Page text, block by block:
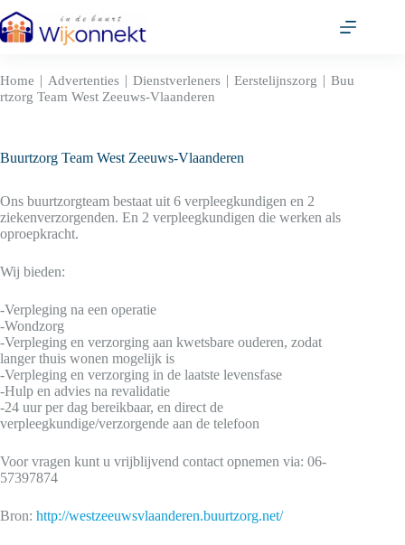
naar
de
Home | Advertenties | Dienstverleners | Eerstelijnszorg | Buu
rtzorg Team West Zeeuws-Vlaanderen
Buurtzorg Team West Zeeuws-Vlaanderen
Ons buurtzorgteam bestaat uit 6 verpleegkundigen en 2
ziekenverzorgenden. En 2 verpleegkundigen die werken als
oproepkracht.
Wij bieden:
-Verpleging na een operatie
-Wondzorg
-Verpleging en verzorging aan kwetsbare ouderen, zodat
langer thuis wonen mogelijk is
-Verpleging en verzorging in de laatste levensfase
-Hulp en advies na revalidatie
-24 uur per dag bereikbaar, en direct de
verpleegkundige/verzorgende aan de telefoon
Voor vragen kunt u vrijblijvend contact opnemen via: 06-
57397874
Bron: http://westzeeuwsvlaanderen.buurtzorg.net/